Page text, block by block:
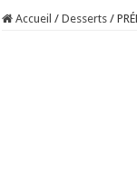
Accueil / Desserts /